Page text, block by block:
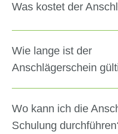
Was kostet der
Wie lange ist der
Anschlägerschein
Wo kann ich die
Schulung